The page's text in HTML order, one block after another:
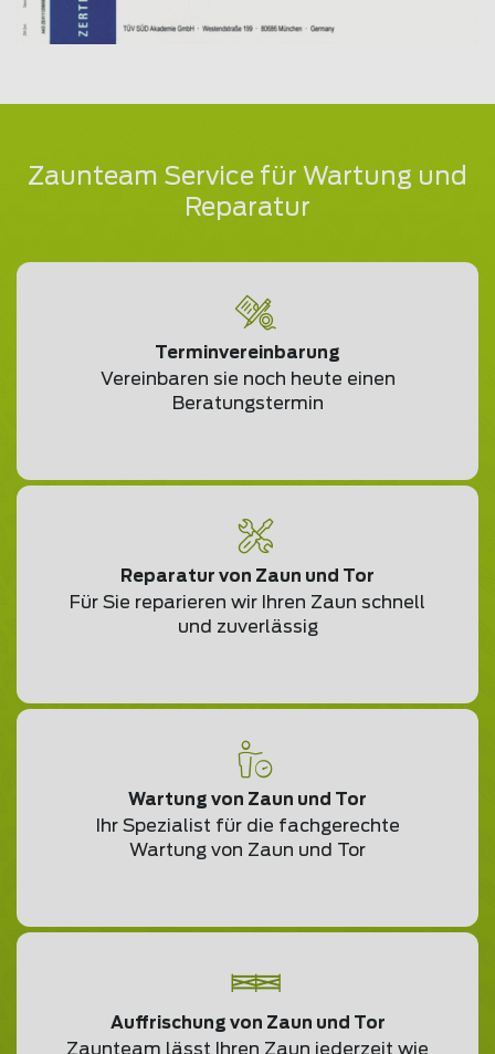
Zaunteam Service für Wartung und
Reparatur
Terminvereinbarung
Vereinbaren sie noch heute einen
Beratungstermin
Reparatur von Zaun und Tor
Für Sie reparieren wir Ihren Zaun schnell
und zuverlässig
Wartung von Zaun und Tor
Ihr Spezialist für die fachgerechte
Wartung von Zaun und Tor
Auffrischung von Zaun und Tor
Zaunteam lässt Ihren Zaun jederzeit wie